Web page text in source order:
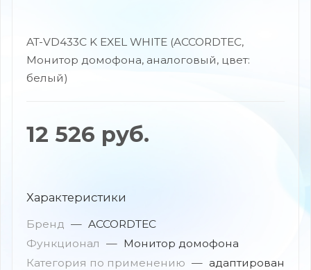
AT-VD433С K EXEL WHITE (ACCORDTEC,
Монитор домофона, аналоговый, цвет:
белый)
12 526 руб.
Характеристики
Бренд — ACCORDTEC
Функционал — Монитор домофона
Категория по применению — адаптирован